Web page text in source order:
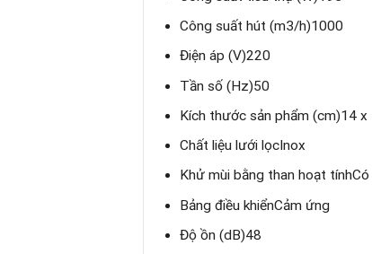
Công suất hút (m3/h)1000
Điện áp (V)220
Tần số (Hz)50
Kích thước sản phẩm (cm)14 x
Chất liệu lưới lọcInox
Khử mùi bằng than hoạt tínhCó
Bảng điều khiểnCảm ứng
Độ ồn (dB)48